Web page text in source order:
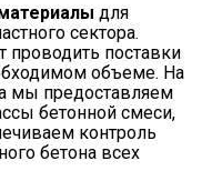
для
сектора.
проводить поставки
объеме. На
мы предоставляем
бетонной смеси,
контроль
бетона всех